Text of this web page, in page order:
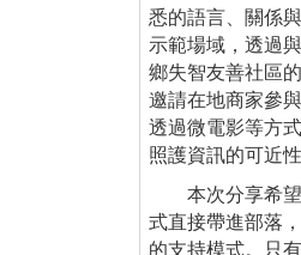
悉的語言、關係
示範場域，透過
鄉失智友善社區
邀請在地商家參
透過微電影等方
照護資訊的可近性
本次分享希
式直接帶進部落
的支持模式。只